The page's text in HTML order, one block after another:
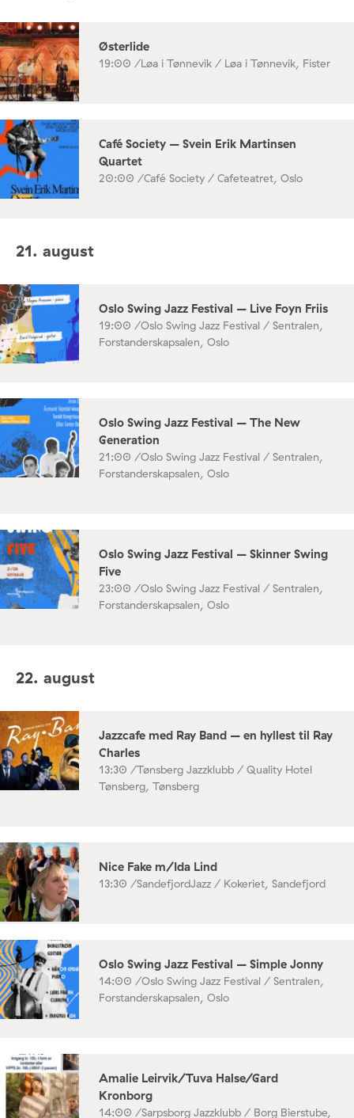
Østerlide
19:00 /Løa i Tønnevik / Løa i Tønnevik, Fister
Café Society – Svein Erik Martinsen
Quartet
20:00 /Café Society / Cafeteatret, Oslo
21. august
Oslo Swing Jazz Festival – Live Foyn Friis
19:00 /Oslo Swing Jazz Festival / Sentralen,
Forstanderskapsalen, Oslo
Oslo Swing Jazz Festival – The New
Generation
21:00 /Oslo Swing Jazz Festival / Sentralen,
Forstanderskapsalen, Oslo
Oslo Swing Jazz Festival – Skinner Swing
Five
23:00 /Oslo Swing Jazz Festival / Sentralen,
Forstanderskapsalen, Oslo
22. august
Jazzcafe med Ray Band – en hyllest til Ray
Charles
13:30 /Tønsberg Jazzklubb / Quality Hotel
Tønsberg, Tønsberg
Nice Fake m/Ida Lind
13:30 /SandefjordJazz / Kokeriet, Sandefjord
Oslo Swing Jazz Festival – Simple Jonny
14:00 /Oslo Swing Jazz Festival / Sentralen,
Forstanderskapsalen, Oslo
Amalie Leirvik/Tuva Halse/Gard
Kronborg
14:00 /Sarpsborg Jazzklubb / Borg Bierstube,